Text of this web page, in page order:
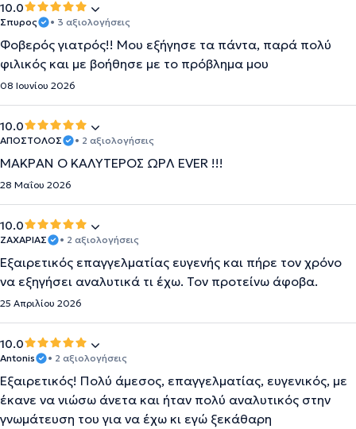
10.0
Σπυρος • 3 αξιολογήσεις
Φοβερός γιατρός!! Μου εξήγησε τα πάντα, παρά πολύ
φιλικός και με βοήθησε με το πρόβλημα μου
08 Ιουνίου 2026
10.0
ΑΠΟΣΤΟΛΟΣ • 2 αξιολογήσεις
ΜΑΚΡΑΝ Ο ΚΑΛΥΤΕΡΟΣ ΩΡΛ EVER !!!
28 Μαΐου 2026
10.0
ΖΑΧΑΡΙΑΣ • 2 αξιολογήσεις
Εξαιρετικός επαγγελματίας ευγενής και πήρε τον χρόνο
να εξηγήσει αναλυτικά τι έχω. Τον προτείνω άφοβα.
25 Απριλίου 2026
10.0
Antonis • 2 αξιολογήσεις
Εξαιρετικός! Πολύ άμεσος, επαγγελματίας, ευγενικός, με
έκανε να νιώσω άνετα και ήταν πολύ αναλυτικός στην
γνωμάτευση του για να έχω κι εγώ ξεκάθαρη